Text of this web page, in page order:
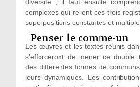
diversité ; il faut ensuite
complexes qui relient ces trois
superpositions constantes et
Penser le comme-un
Les œuvres et les textes réunis
s’efforceront de mener ce double
des différentes formes de
leurs dynamiques. Les